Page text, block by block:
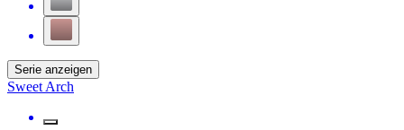
Serie anzeigen
Sweet Arch